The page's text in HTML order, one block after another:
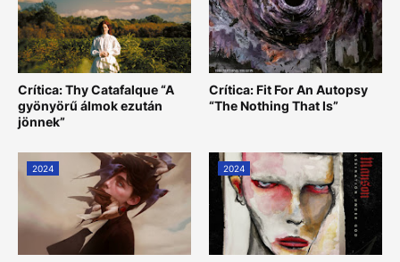
Crítica: Thy Catafalque “A
gyönyörű álmok ezután
jönnek”
Crítica: Fit For An Autopsy
“The Nothing That Is”
2024 2024